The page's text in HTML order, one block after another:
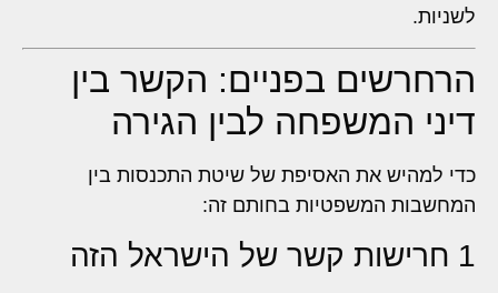
לשניות.
הרחרשים בפניים: הקשר בין
דיני המשפחה לבין הגירה
כדי למהיש את האסיפת של שיטת התכנסות בין
המחשבות המשפטיות בחותם זה:
1 חרישות קשר של הישראל הזה